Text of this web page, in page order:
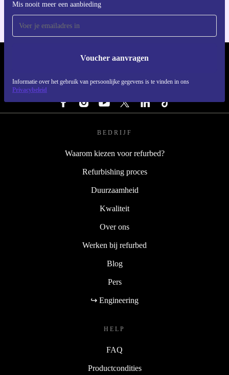
Mis nooit meer een aanbieding
Voucher aanvragen
Informatie over het gebruik van persoonlijke gegevens is te vinden in ons
Privacybeleid
REFURBED NEDERLAND - RETHINK NEW.
VOLG ONS
BEDRIJF
Waarom kiezen voor refurbed?
Refurbishing proces
Duurzaamheid
Kwaliteit
Over ons
Werken bij refurbed
Blog
Pers
↪ Engineering
HELP
FAQ
Productcondities